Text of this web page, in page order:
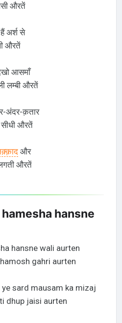
औरतें
अर्श से
औरतें
आसमाँ
लम्बी औरतें
अंदर-क़तार
औरतें
और
औरतें
hansne
hansne wali aurten
gahri aurten
sard mausam ka mizaj
dhup jaisi aurten